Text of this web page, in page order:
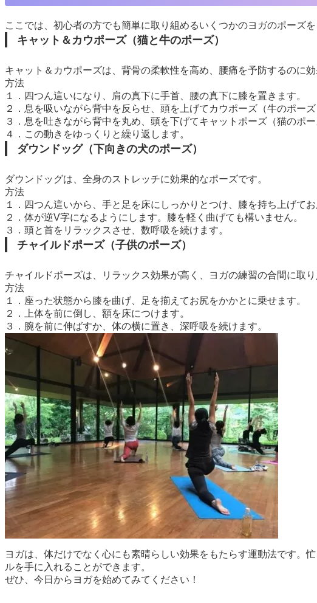
ここでは、初心者の方でも簡単に取り組めるいくつかのヨガのポーズを
キャット＆カウポーズ（猫と牛のポーズ）
キャット＆カウポーズは、背骨の柔軟性を高め、腰痛を予防するのに効
方法
１．四つん這いになり、肩の真下に手首、腰の真下に膝を置きます。
２．息を吸いながら背中を反らせ、頭を上げてカウポーズ（牛のポーズ
３．息を吐きながら背中を丸め、頭を下げてキャットポーズ（猫のポー
４．この動きをゆっくりと繰り返します。
ダウンドッグ（下向きの犬のポーズ）
ダウンドッグは、全身のストレッチに効果的なポーズです。
方法
１．四つん這いから、手と足を床にしっかりとつけ、膝を持ち上げてお
２．体が逆V字になるようにします。膝を軽く曲げても構いません。
３．頭と首をリラックスさせ、数呼吸を続けます。
チャイルドポーズ（子供のポーズ）
チャイルドポーズは、リラックス効果が高く、ヨガの練習の合間に取り
方法
１．座った状態から膝を曲げ、足を揃えてお尻をかかとに乗せます。
２．上体を前に倒し、額を床につけます。
３．腕を前に伸ばすか、体の横に置き、深呼吸を続けます。
ヨガは、体だけでなく心にも素晴らしい効果をもたらす運動法です。
ルを手に入れることができます。
ぜひ、今日からヨガを始めてみてください！